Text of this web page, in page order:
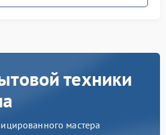
техники
мастера